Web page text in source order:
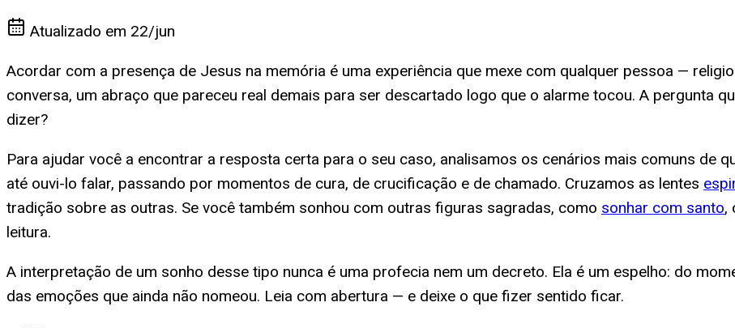
Atualizado em 22/jun
Acordar com a presença de Jesus na memória é uma experiência que mexe com qualquer pessoa —
conversa, um abraço que pareceu real demais para ser descartado logo que o alarme tocou. A pergunta
dizer?
Para ajudar você a encontrar a resposta certa para o seu caso, analisamos os cenários mais comuns de
até ouvi-lo falar, passando por momentos de cura, de crucificação e de chamado. Cruzamos as lentes
tradição sobre as outras. Se você também sonhou com outras figuras sagradas, como sonhar com santo,
leitura.
A interpretação de um sonho desse tipo nunca é uma profecia nem um decreto. Ela é um espelho: do
das emoções que ainda não nomeou. Leia com abertura — e deixe o que fizer sentido ficar.